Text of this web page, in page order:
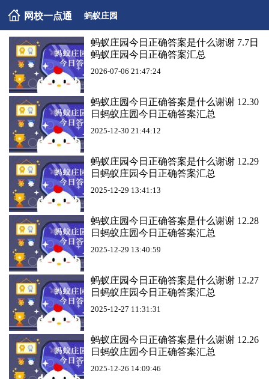
网校一点通 蚂蚁庄园
蚂蚁庄园今日正确答案是什么谢谢 7.7日
蚂蚁庄园今日正确答案汇总
2026-07-06 21:47:24
蚂蚁庄园今日正确答案是什么谢谢 12.30
日蚂蚁庄园今日正确答案汇总
2025-12-30 21:44:12
蚂蚁庄园今日正确答案是什么谢谢 12.29
日蚂蚁庄园今日正确答案汇总
2025-12-29 13:41:13
蚂蚁庄园今日正确答案是什么谢谢 12.28
日蚂蚁庄园今日正确答案汇总
2025-12-29 13:40:59
蚂蚁庄园今日正确答案是什么谢谢 12.27
日蚂蚁庄园今日正确答案汇总
2025-12-27 11:31:31
蚂蚁庄园今日正确答案是什么谢谢 12.26
日蚂蚁庄园今日正确答案汇总
2025-12-26 14:09:46